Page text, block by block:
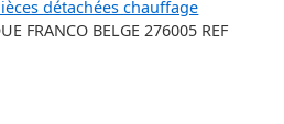
détachées chauffage
FRANCO BELGE 276005 REF